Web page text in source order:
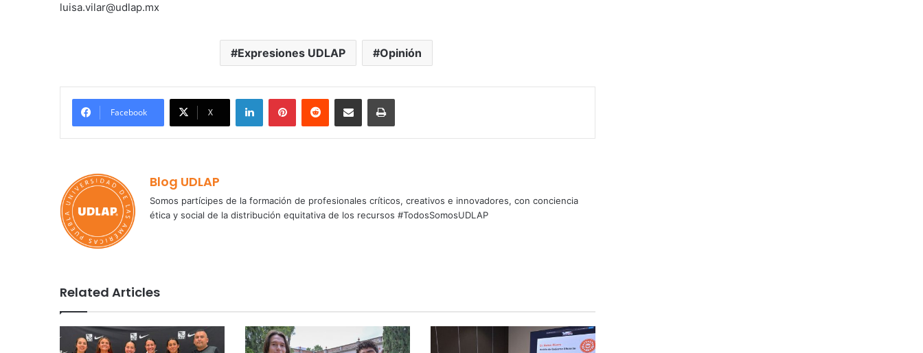
luisa.vilar@udlap.mx
Expresiones UDLAP Opinión
Facebook X
LinkedInPinterestReddit Share via Email Print
Blog UDLAP
Somos partícipes de la formación de profesionales críticos, creativos e innovadores, con conciencia
ética y social de la distribución equitativa de los recursos #TodosSomosUDLAP
Related Articles